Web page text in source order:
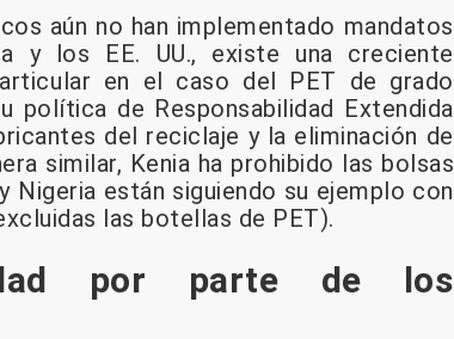
aún no han implementado mandatos
y los EE. UU., existe una creciente
en el caso del PET de grado
política de Responsabilidad Extendida
del reciclaje y la eliminación de
similar, Kenia ha prohibido las bolsas
Nigeria están siguiendo su ejemplo con
las botellas de PET).
por parte de los